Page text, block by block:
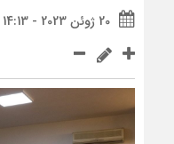
20 ژوئن 2023 - 14:13